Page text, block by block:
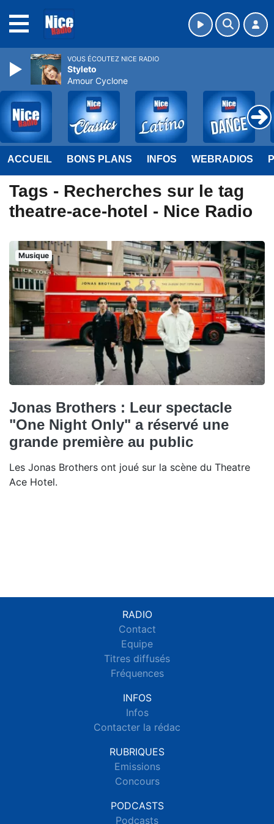
ACCUEIL BONS PLANS INFOS WEBRADIOS
Tags - Recherches sur le tag
theatre-ace-hotel - Nice Radio
Musique
Jonas Brothers : Leur spectacle
"One Night Only" a réservé une
grande première au public
Les Jonas Brothers ont joué sur la scène du Theatre
Ace Hotel.
RADIO
Contact
Equipe
Titres diffusés
Fréquences
INFOS
Infos
Contacter la rédac
RUBRIQUES
Emissions
Concours
PODCASTS
Podcasts
VOUS ÉCOUTEZ NICE RADIO
Styleto
Amour Cyclone